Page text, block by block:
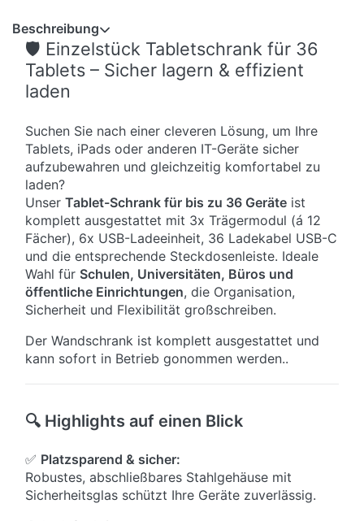
Beschreibung
🛡️ Einzelstück Tabletschrank für 36
Tablets – Sicher lagern & effizient
laden
Suchen Sie nach einer cleveren Lösung, um Ihre
Tablets, iPads oder anderen IT-Geräte sicher
aufzubewahren und gleichzeitig komfortabel zu
laden?
Unser Tablet-Schrank für bis zu 36 Geräte ist
komplett ausgestattet mit 3x Trägermodul (á 12
Fächer), 6x USB-Ladeeinheit, 36 Ladekabel USB-C
und die entsprechende Steckdosenleiste. Ideale
Wahl für Schulen, Universitäten, Büros und
öffentliche Einrichtungen, die Organisation,
Sicherheit und Flexibilität großschreiben.
Der Wandschrank ist komplett ausgestattet und
kann sofort in Betrieb gonommen werden..
🔍 Highlights auf einen Blick
✅ Platzsparend & sicher:
Robustes, abschließbares Stahlgehäuse mit
Sicherheitsglas schützt Ihre Geräte zuverlässig.